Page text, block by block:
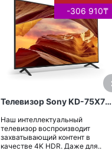
-306 910₸
Телевизор Sony KD-75X75WL
Наш интеллектуальный
телевизор воспроизводит
захватывающий контент в
качестве 4K HDR. Даже для..